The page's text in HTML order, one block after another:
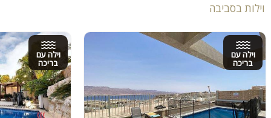
וילות בסביבה
וילה עם
בריכה
וילה עם
בריכה